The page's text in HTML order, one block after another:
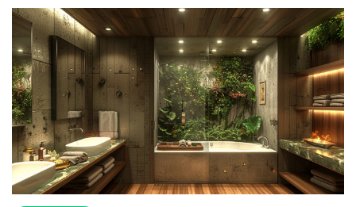
ponoriť a pritom si to užiť na maximum.